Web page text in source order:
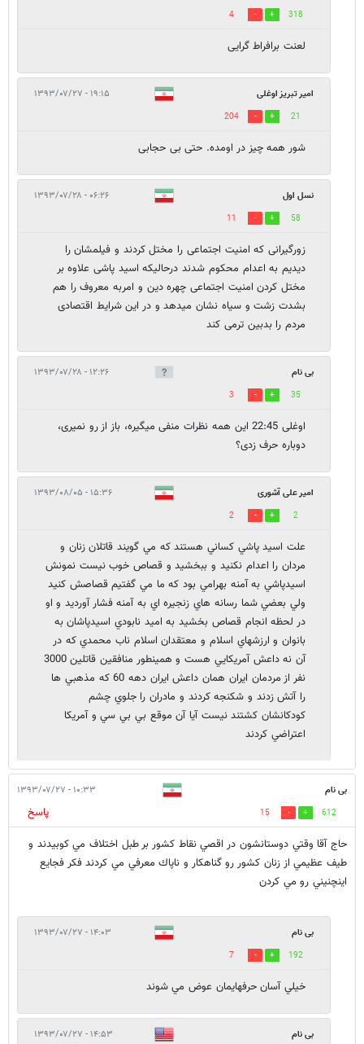
318
4
لعنت برافراط گرایی
امیر تبریز اوغلی ۱۹:۱۵ - ۱۳۹۳/۰۷/۲۷
21
204
شور همه چیز در اومده. حتی بی حجابی
نسل اول ۰۶:۲۶ - ۱۳۹۳/۰۷/۲۸
58
11
زورگیرانی که امنیت اجتماعی را مختل کردند و فیلمشان را
دیدیم به اعدام محکوم شدند درحالیکه اسید پاشی علاوه بر
مختل کردن امنیت اجتماعی چهره دین و امربه معروف را هم
بشدت زشت و سیاه نشان میدهد و در این شرایط اقتصادی
مردم را بدبین ترمی کند
بی نام ۱۲:۲۶ - ۱۳۹۳/۰۷/۲۸
35
3
اوغلی 22:45 این همه نظرات منفی میگیره، باز از رو نمیری،
دوباره حرف زدی؟
امیر علی آشوری ۱۵:۳۶ - ۱۳۹۳/۰۸/۰۵
2
2
علت اسيد پاشي كساني هستند كه مي گويند قاتلان زنان و
مردان را اعدام نكنيد و ببخشيد و قصاص خوب نيست نمونش
اسيدپاشي به آمنه بهرامي بود كه ما مي گفتيم قصاصش كنيد
ولي بعضي شما رسانه هاي زنجيره اي به آمنه فشار آورديد و او
در لحظه انجام قصاص بخشيد به اميد نابودي اسيدپاشان به
بانوان و ارزشهاي اسلام و معتقدان اسلام ناب محمدي كه در
آن نه داعش آمريكايي هست و همينطور منافقين قاتلين 3000
نفر از مردمان ايران همان داعش ايران دهه 60 كه مذهبي ها
را آتش زدند و شكنجه كردند و مادران را جلوي چشم
كودكانشان كشتند نيست آيا آن موقع بي بي سي و آمريكا
اعتراضي كردند
بی نام ۱۰:۳۳ - ۱۳۹۳/۰۷/۲۷
612
15
پاسخ
حاج آقا وقتي دوستانشون در اقصي نقاط كشور بر طبل اختلاف مي كوبيدند و
طيف عظيمي از زنان كشور رو گناهكار و ناپاك معرفي مي كردند فكر فجايع
اينچنيني رو مي كردن
بی نام ۱۴:۰۳ - ۱۳۹۳/۰۷/۲۷
192
7
خيلي آسان حرفهايمان عوض مي شوند
بی نام ۱۴:۵۳ - ۱۳۹۳/۰۷/۲۷